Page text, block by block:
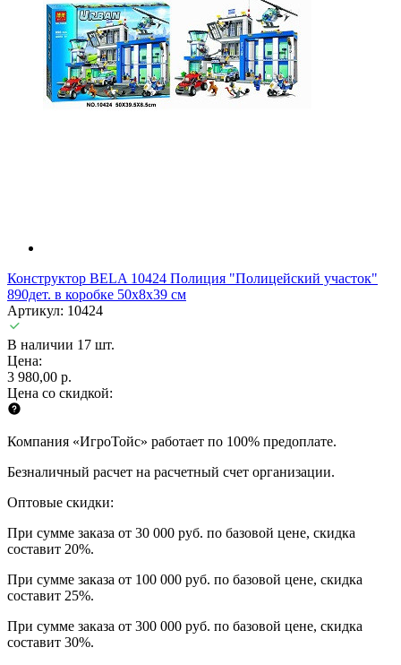
Конструктор BELA 10424 Полиция "Полицейский участок"
890дет. в коробке 50х8х39 см
Артикул: 10424
В наличии 17 шт.
Цена:
3 980,00 р.
Цена со скидкой:
Компания «ИгроТойс» работает по 100% предоплате.
Безналичный расчет на расчетный счет организации.
Оптовые скидки:
При сумме заказа от 30 000 руб. по базовой цене, скидка
составит 20%.
При сумме заказа от 100 000 руб. по базовой цене, скидка
составит 25%.
При сумме заказа от 300 000 руб. по базовой цене, скидка
составит 30%.